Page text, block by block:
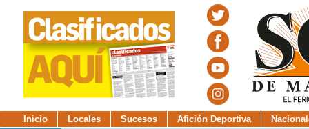
Inicio Locales Sucesos Afición Deportiva